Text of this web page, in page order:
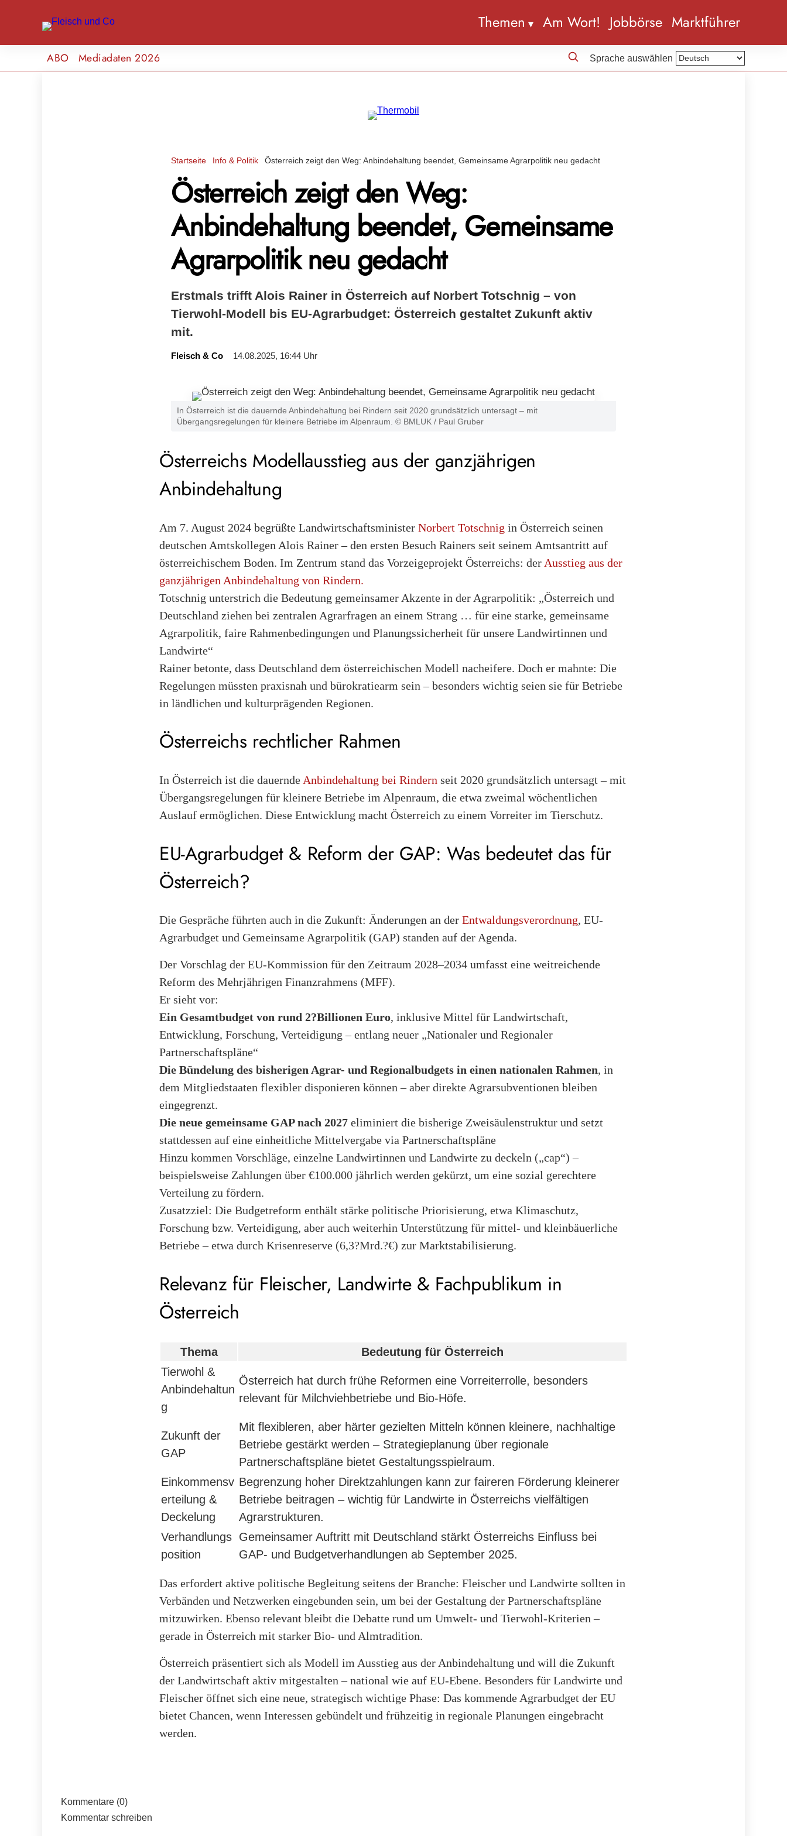
Themen Am Wort! Jobbörse Marktführer
ABO Mediadaten 2026 Sprache auswählen
Startseite Info & Politik Österreich zeigt den Weg: Anbindehaltung beendet, Gemeinsame Agrarpolitik neu gedacht
Österreich zeigt den Weg:
Anbindehaltung beendet, Gemeinsame
Agrarpolitik neu gedacht
Erstmals trifft Alois Rainer in Österreich auf Norbert Totschnig – von
Tierwohl-Modell bis EU-Agrarbudget: Österreich gestaltet Zukunft aktiv
mit.
Fleisch & Co 14.08.2025, 16:44 Uhr
In Österreich ist die dauernde Anbindehaltung bei Rindern seit 2020 grundsätzlich untersagt – mit
Übergangsregelungen für kleinere Betriebe im Alpenraum. © BMLUK / Paul Gruber
Österreichs Modellausstieg aus der ganzjährigen
Anbindehaltung
Am 7. August 2024 begrüßte Landwirtschaftsminister Norbert Totschnig in Österreich seinen
deutschen Amtskollegen Alois Rainer – den ersten Besuch Rainers seit seinem Amtsantritt auf
österreichischem Boden. Im Zentrum stand das Vorzeigeprojekt Österreichs: der Ausstieg aus der
ganzjährigen Anbindehaltung von Rindern.
Totschnig unterstrich die Bedeutung gemeinsamer Akzente in der Agrarpolitik: „Österreich und
Deutschland ziehen bei zentralen Agrarfragen an einem Strang … für eine starke, gemeinsame
Agrarpolitik, faire Rahmenbedingungen und Planungssicherheit für unsere Landwirtinnen und
Landwirte“
Rainer betonte, dass Deutschland dem österreichischen Modell nacheifere. Doch er mahnte: Die
Regelungen müssten praxisnah und bürokratiearm sein – besonders wichtig seien sie für Betriebe
in ländlichen und kulturprägenden Regionen.
Österreichs rechtlicher Rahmen
In Österreich ist die dauernde Anbindehaltung bei Rindern seit 2020 grundsätzlich untersagt – mit
Übergangsregelungen für kleinere Betriebe im Alpenraum, die etwa zweimal wöchentlichen
Auslauf ermöglichen. Diese Entwicklung macht Österreich zu einem Vorreiter im Tierschutz.
EU-Agrarbudget & Reform der GAP: Was bedeutet das für
Österreich?
Die Gespräche führten auch in die Zukunft: Änderungen an der Entwaldungsverordnung, EU-
Agrarbudget und Gemeinsame Agrarpolitik (GAP) standen auf der Agenda.
Der Vorschlag der EU-Kommission für den Zeitraum 2028–2034 umfasst eine weitreichende
Reform des Mehrjährigen Finanzrahmens (MFF).
Er sieht vor:
Ein Gesamtbudget von rund 2?Billionen Euro, inklusive Mittel für Landwirtschaft,
Entwicklung, Forschung, Verteidigung – entlang neuer „Nationaler und Regionaler
Partnerschaftspläne“
Die Bündelung des bisherigen Agrar- und Regionalbudgets in einen nationalen Rahmen, in
dem Mitgliedstaaten flexibler disponieren können – aber direkte Agrarsubventionen bleiben
eingegrenzt.
Die neue gemeinsame GAP nach 2027 eliminiert die bisherige Zweisäulenstruktur und setzt
stattdessen auf eine einheitliche Mittelvergabe via Partnerschaftspläne
Hinzu kommen Vorschläge, einzelne Landwirtinnen und Landwirte zu deckeln („cap“) –
beispielsweise Zahlungen über €100.000 jährlich werden gekürzt, um eine sozial gerechtere
Verteilung zu fördern.
Zusatzziel: Die Budgetreform enthält stärke politische Priorisierung, etwa Klimaschutz,
Forschung bzw. Verteidigung, aber auch weiterhin Unterstützung für mittel- und kleinbäuerliche
Betriebe – etwa durch Krisenreserve (6,3?Mrd.?€) zur Marktstabilisierung.
Relevanz für Fleischer, Landwirte & Fachpublikum in
Österreich
Thema
Bedeutung für Österreich
Tierwohl &
Anbindehaltun
g
Österreich hat durch frühe Reformen eine Vorreiterrolle, besonders
relevant für Milchviehbetriebe und Bio-Höfe.
Zukunft der
GAP
Mit flexibleren, aber härter gezielten Mitteln können kleinere, nachhaltige
Betriebe gestärkt werden – Strategieplanung über regionale
Partnerschaftspläne bietet Gestaltungsspielraum.
Einkommensv
erteilung &
Deckelung
Begrenzung hoher Direktzahlungen kann zur faireren Förderung kleinerer
Betriebe beitragen – wichtig für Landwirte in Österreichs vielfältigen
Agrarstrukturen.
Verhandlungs
position
Gemeinsamer Auftritt mit Deutschland stärkt Österreichs Einfluss bei
GAP- und Budgetverhandlungen ab September 2025.
Das erfordert aktive politische Begleitung seitens der Branche: Fleischer und Landwirte sollten in
Verbänden und Netzwerken eingebunden sein, um bei der Gestaltung der Partnerschaftspläne
mitzuwirken. Ebenso relevant bleibt die Debatte rund um Umwelt- und Tierwohl-Kriterien –
gerade in Österreich mit starker Bio- und Almtradition.
Österreich präsentiert sich als Modell im Ausstieg aus der Anbindehaltung und will die Zukunft
der Landwirtschaft aktiv mitgestalten – national wie auf EU-Ebene. Besonders für Landwirte und
Fleischer öffnet sich eine neue, strategisch wichtige Phase: Das kommende Agrarbudget der EU
bietet Chancen, wenn Interessen gebündelt und frühzeitig in regionale Planungen eingebracht
werden.
Kommentare (0)
Kommentar schreiben